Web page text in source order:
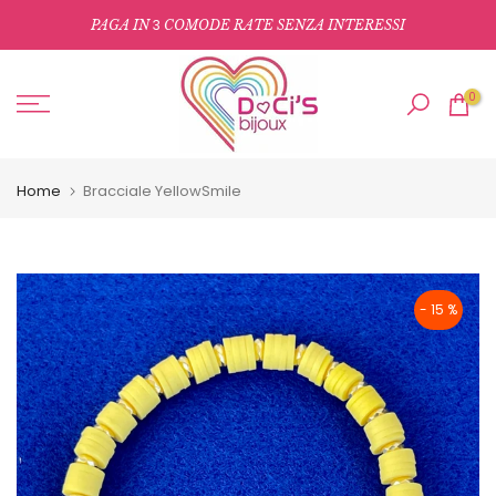
al
PAGA IN3 COMODE RATE SENZA INTERESSI
0
Home Bracciale YellowSmile
- 15 %